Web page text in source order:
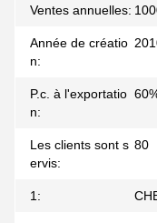
Ventes annuelles:
Année de créatio
n:
P.c. à l'exportatio
n:
Les clients sont s
ervis:
80
1: